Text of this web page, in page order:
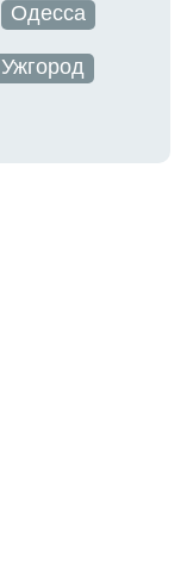
Одесса
Ужгород